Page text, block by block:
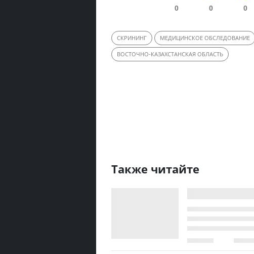
0 0 0
СКРИНИНГ МЕДИЦИНСКОЕ ОБСЛЕДОВАНИЕ
ВОСТОЧНО-КАЗАХСТАНСКАЯ ОБЛАСТЬ
Также читайте